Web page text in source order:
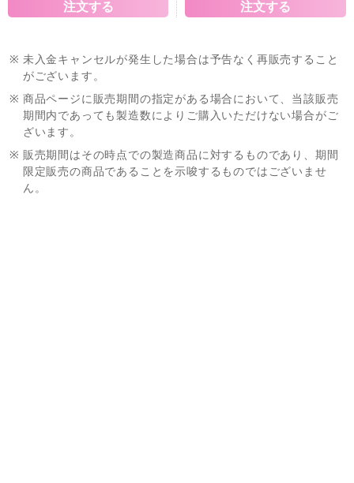
※ 未入金キャンセルが発生した場合は予告なく再販売すること
がございます。
※ 商品ページに販売期間の指定がある場合において、当該販売
期間内であっても製造数によりご購入いただけない場合がご
ざいます。
※ 販売期間はその時点での製造商品に対するものであり、期間
限定販売の商品であることを示唆するものではございませ
ん。